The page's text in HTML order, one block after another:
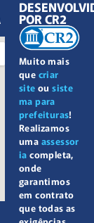
Muito mais
que criar
site ousiste
ma para
prefeituras!
Realizamos
uma assessor
ia completa,
onde
garantimos
em contrato
que todas as
POR CR2